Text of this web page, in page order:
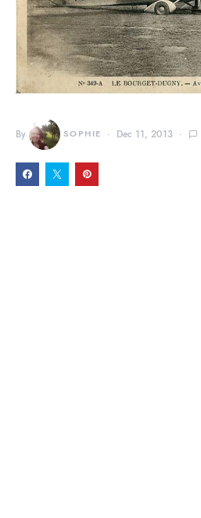
By SOPHIE Dec 11, 2013